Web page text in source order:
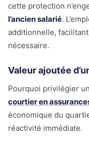
cette protection
l’ancien salarié.
additionnelle,
nécessaire.
Valeur ajoutée
Pourquoi privilégier
courtier en
économique du
réactivité immédiate.